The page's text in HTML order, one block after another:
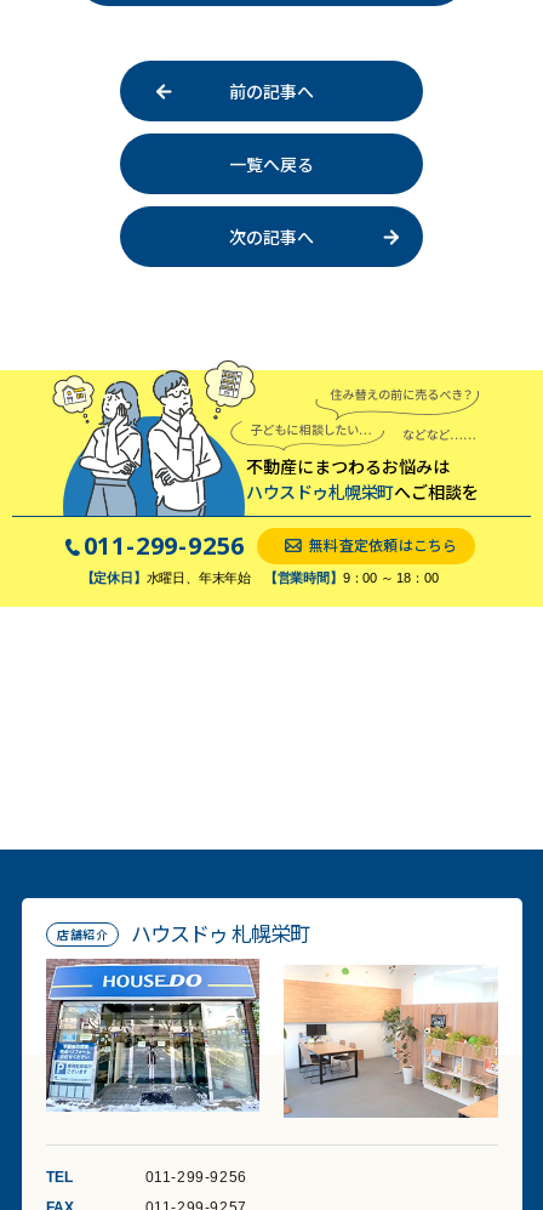
前の記事へ
一覧へ戻る
次の記事へ
不動産にまつわるお悩みは
ハウスドゥ札幌栄町へご相談を
011-299-9256 無料査定依頼はこちら
【定休日】 水曜日、年末年始 【営業時間】 9：00 ～ 18：00
店舗紹介 ハウスドゥ 札幌栄町
TEL
011-299-9256